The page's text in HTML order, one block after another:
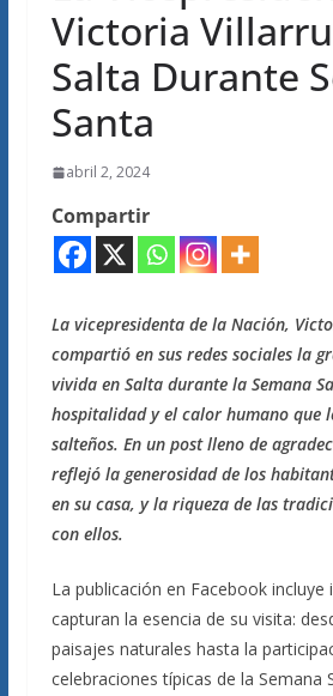
Victoria
Salta Durante
Santa
abril 2, 2024
Compartir
La vicepresidenta de la Nación,
compartió en sus redes sociales la
vivida en Salta durante la Semana
hospitalidad y el calor humano que
salteños. En un post lleno de
reflejó la generosidad de los
en su casa, y la riqueza de las
con ellos.
La publicación en Facebook incluye
capturan la esencia de su visita:
paisajes naturales hasta la
celebraciones típicas de la Semana